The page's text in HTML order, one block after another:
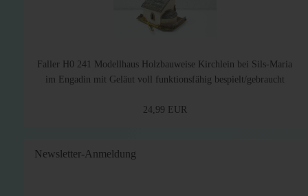
Faller H0 241 Modellhaus Holzbauweise Kirchlein bei Sils-Maria
im Engadin mit Geläut voll funktionsfähig bespielt/gebraucht
24,99 EUR
Newsletter-Anmeldung